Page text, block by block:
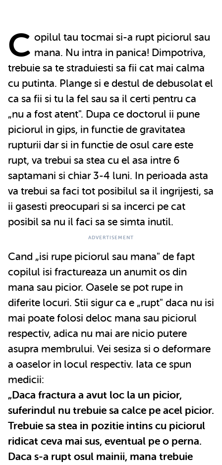
C opilul tau tocmai si-a rupt piciorul sau
mana. Nu intra in panica! Dimpotriva,
trebuie sa te straduiesti sa fii cat mai calma
cu putinta. Plange si e destul de debusolat el
ca sa fii si tu la fel sau sa il certi pentru ca
„nu a fost atent". Dupa ce doctorul ii pune
piciorul in gips, in functie de gravitatea
rupturii dar si in functie de osul care este
rupt, va trebui sa stea cu el asa intre 6
saptamani si chiar 3-4 luni. In perioada asta
va trebui sa faci tot posibilul sa il ingrijesti, sa
ii gasesti preocupari si sa incerci pe cat
posibil sa nu il faci sa se simta inutil.
Cand „isi rupe piciorul sau mana" de fapt
copilul isi fractureaza un anumit os din
mana sau picior. Oasele se pot rupe in
diferite locuri. Stii sigur ca e „rupt" daca nu isi
mai poate folosi deloc mana sau piciorul
respectiv, adica nu mai are nicio putere
asupra membrului. Vei sesiza si o deformare
a oaselor in locul respectiv. Iata ce spun
medicii:
„Daca fractura a avut loc la un picior,
suferindul nu trebuie sa calce pe acel picior.
Trebuie sa stea in pozitie intins cu piciorul
ridicat ceva mai sus, eventual pe o perna.
Daca s-a rupt osul mainii, mana trebuie